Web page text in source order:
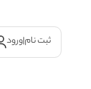
ثبت نام|ورود